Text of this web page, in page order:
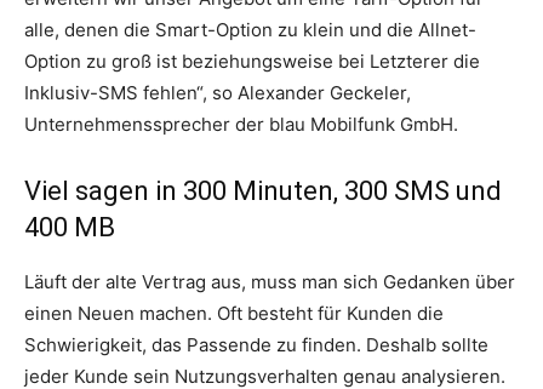
alle, denen die Smart-Option zu klein und die Allnet-
Option zu groß ist beziehungsweise bei Letzterer die
Inklusiv-SMS fehlen“, so Alexander Geckeler,
Unternehmenssprecher der blau Mobilfunk GmbH.
Viel sagen in 300 Minuten, 300 SMS und
400 MB
Läuft der alte Vertrag aus, muss man sich Gedanken über
einen Neuen machen. Oft besteht für Kunden die
Schwierigkeit, das Passende zu finden. Deshalb sollte
jeder Kunde sein Nutzungsverhalten genau analysieren.